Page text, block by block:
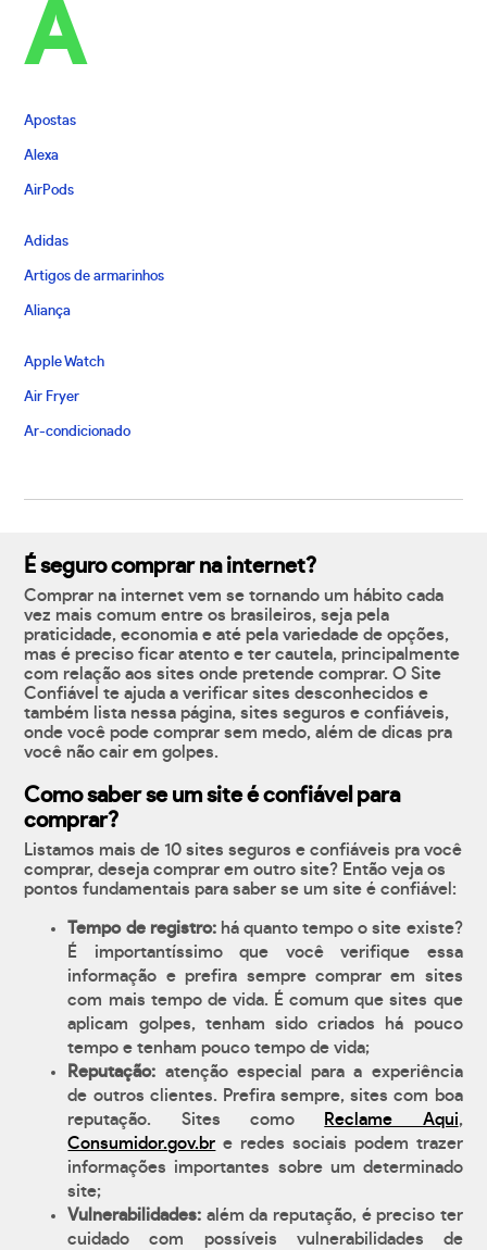
A
Apostas
Alexa
AirPods
Adidas
Artigos de armarinhos
Aliança
Apple Watch
Air Fryer
Ar-condicionado
É seguro comprar na internet?
Comprar na internet vem se tornando um hábito cada
vez mais comum entre os brasileiros, seja pela
praticidade, economia e até pela variedade de opções,
mas é preciso ficar atento e ter cautela, principalmente
com relação aos sites onde pretende comprar. O Site
Confiável te ajuda a verificar sites desconhecidos e
também lista nessa página, sites seguros e confiáveis,
onde você pode comprar sem medo, além de dicas pra
você não cair em golpes.
Como saber se um site é confiável para
comprar?
Listamos mais de 10 sites seguros e confiáveis pra você
comprar, deseja comprar em outro site? Então veja os
pontos fundamentais para saber se um site é confiável:
Tempo de registro:há quanto tempo o site existe?
É importantíssimo que você verifique essa
informação e prefira sempre comprar em sites
com mais tempo de vida. É comum que sites que
aplicam golpes, tenham sido criados há pouco
tempo e tenham pouco tempo de vida;
Reputação: atenção especial para a experiência
de outros clientes. Prefira sempre, sites com boa
reputação. Sites como
Reclame Aqui,
Consumidor.gov.br e redes sociais podem trazer
informações importantes sobre um determinado
site;
Vulnerabilidades: além da reputação, é preciso ter
cuidado com possíveis vulnerabilidades de